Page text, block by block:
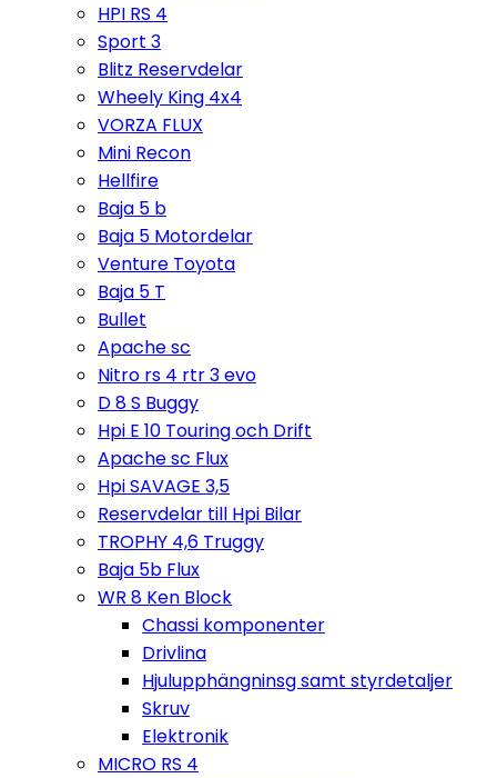
HPI RS 4
Sport 3
Blitz Reservdelar
Wheely King 4x4
VORZA FLUX
Mini Recon
Hellfire
Baja 5 b
Baja 5 Motordelar
Venture Toyota
Baja 5 T
Bullet
Apache sc
Nitro rs 4 rtr 3 evo
D 8 S Buggy
Hpi E 10 Touring och Drift
Apache sc Flux
Hpi SAVAGE 3,5
Reservdelar till Hpi Bilar
TROPHY 4,6 Truggy
Baja 5b Flux
WR 8 Ken Block
Chassi komponenter
Drivlina
Hjulupphängninsg samt styrdetaljer
Skruv
Elektronik
MICRO RS 4